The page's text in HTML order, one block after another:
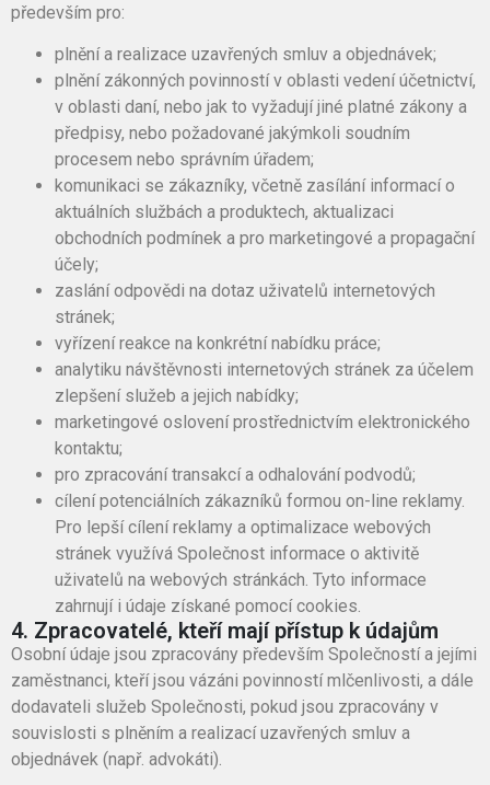
především pro:
plnění a realizace uzavřených smluv a objednávek;
plnění zákonných povinností v oblasti vedení účetnictví,
v oblasti daní, nebo jak to vyžadují jiné platné zákony a
předpisy, nebo požadované jakýmkoli soudním
procesem nebo správním úřadem;
komunikaci se zákazníky, včetně zasílání informací o
aktuálních službách a produktech, aktualizaci
obchodních podmínek a pro marketingové a propagační
účely;
zaslání odpovědi na dotaz uživatelů internetových
stránek;
vyřízení reakce na konkrétní nabídku práce;
analytiku návštěvnosti internetových stránek za účelem
zlepšení služeb a jejich nabídky;
marketingové oslovení prostřednictvím elektronického
kontaktu;
pro zpracování transakcí a odhalování podvodů;
cílení potenciálních zákazníků formou on-line reklamy.
Pro lepší cílení reklamy a optimalizace webových
stránek využívá Společnost informace o aktivitě
uživatelů na webových stránkách. Tyto informace
zahrnují i údaje získané pomocí cookies.
4. Zpracovatelé, kteří mají přístup k údajům
Osobní údaje jsou zpracovány především Společností a jejími
zaměstnanci, kteří jsou vázáni povinností mlčenlivosti, a dále
dodavateli služeb Společnosti, pokud jsou zpracovány v
souvislosti s plněním a realizací uzavřených smluv a
objednávek (např. advokáti).